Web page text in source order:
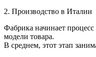
2. Производство в Италии
Фабрика начинает
модели товара.
В среднем, этот этап